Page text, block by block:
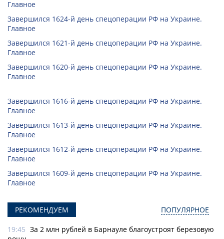
Главное
Завершился 1624-й день спецоперации РФ на Украине.
Главное
Завершился 1621-й день спецоперации РФ на Украине.
Главное
Завершился 1620-й день спецоперации РФ на Украине.
Главное
Завершился 1616-й день спецоперации РФ на Украине.
Главное
Завершился 1613-й день спецоперации РФ на Украине.
Главное
Завершился 1612-й день спецоперации РФ на Украине.
Главное
Завершился 1609-й день спецоперации РФ на Украине.
Главное
РЕКОМЕНДУЕМ ПОПУЛЯРНОЕ
19:45 За 2 млн рублей в Барнауле благоустроят березовую